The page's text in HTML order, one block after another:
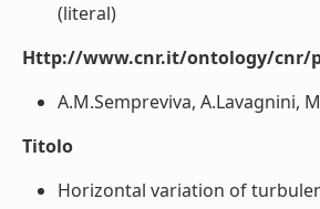
(literal)
Http://www.cnr.it/ontology/cnr/
A.M.Sempreviva, A.Lavagnini,
Titolo
Horizontal variation of